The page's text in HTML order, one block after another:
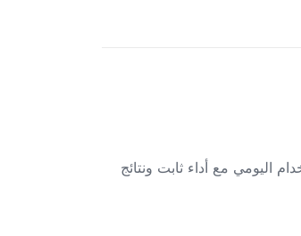
اليومي مع أداء ثابت ونتائج